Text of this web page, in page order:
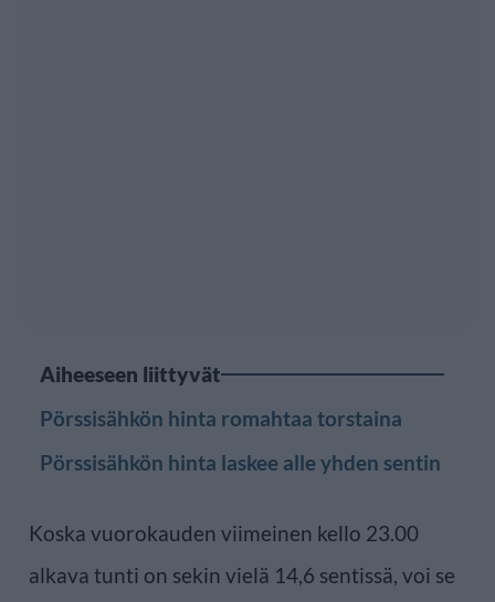
Aiheeseen liittyvät
Pörssisähkön hinta romahtaa torstaina
Pörssisähkön hinta laskee alle yhden sentin
Koska vuorokauden viimeinen kello 23.00
alkava tunti on sekin vielä 14,6 sentissä, voi se